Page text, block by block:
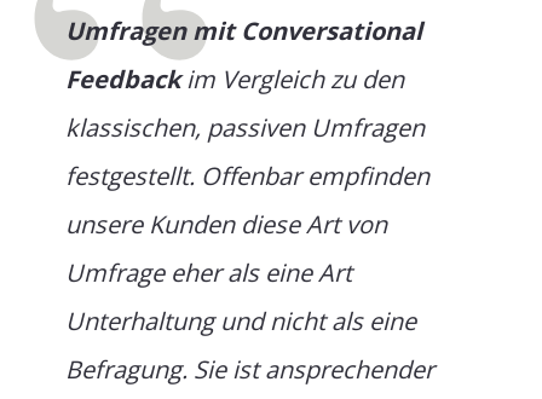
Umfragen mit Conversational
Feedbackim Vergleich zu den
klassischen, passiven Umfragen
festgestellt. Offenbar empfinden
unsere Kunden diese Art von
Umfrage eher als eine Art
Unterhaltung und nicht als eine
Befragung. Sie ist ansprechender